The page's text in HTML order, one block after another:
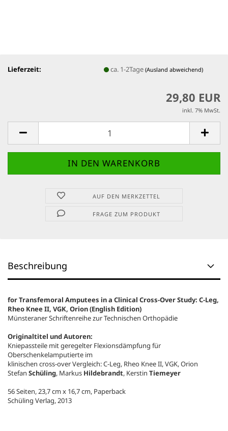
Lieferzeit: ca. 1-2Tage(Ausland abweichend)
29,80 EUR
inkl. 7% MwSt.
AUF DEN MERKZETTEL
FRAGE ZUM PRODUKT
Beschreibung
for Transfemoral Amputees in a Clinical Cross-Over Study: C-Leg,
Rheo Knee II, VGK, Orion (English Edition)
Münsteraner Schriftenreihe zur Technischen Orthopädie
Originaltitel und Autoren:
Kniepassteile mit geregelter Flexionsdämpfung für
Oberschenkelamputierte im
klinischen cross-over Vergleich: C-Leg, Rheo Knee II, VGK, Orion
Stefan Schüling, Markus Hildebrandt, Kerstin Tiemeyer
56 Seiten,23,7 cm x 16,7 cm, Paperback
Schüling Verlag, 2013